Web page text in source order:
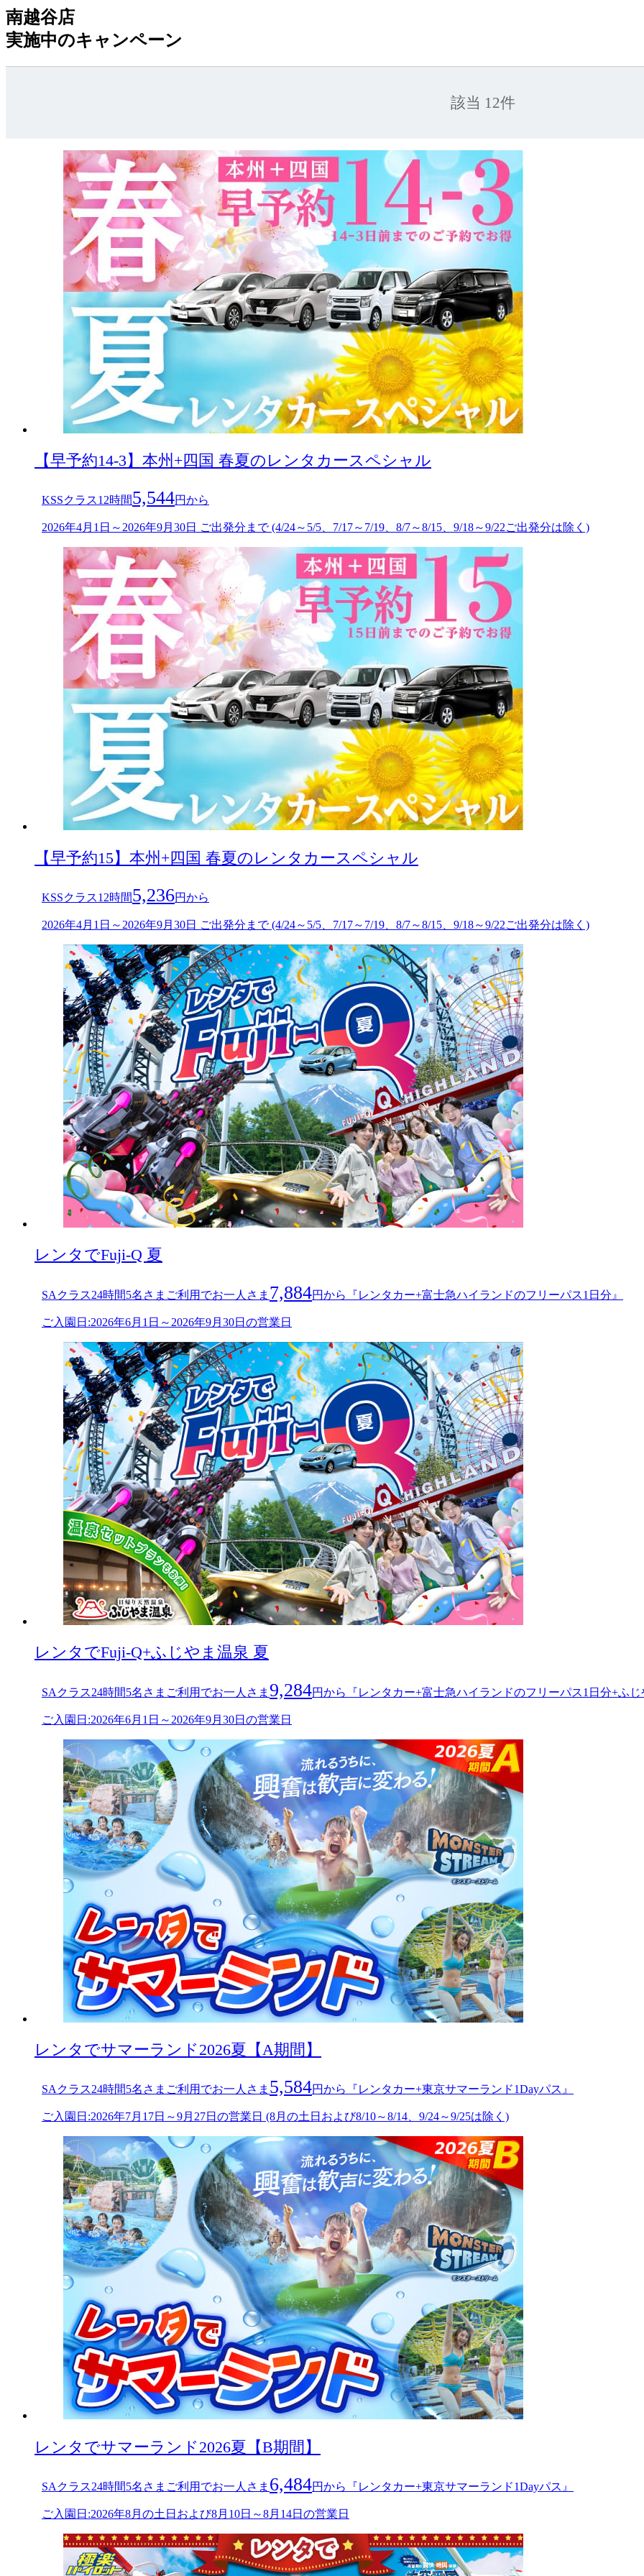
南越谷店
実施中のキャンペーン
該当 12件
【早予約14-3】本州+四国 春夏のレンタカースペシャル
KSSクラス12時間5,544円から
2026年4月1日～2026年9月30日 ご出発分まで (4/24～5/5、7/17～7/19、8/7～8/15、9/18～9/22ご出発分は除く)
【早予約15】本州+四国 春夏のレンタカースペシャル
KSSクラス12時間5,236円から
2026年4月1日～2026年9月30日 ご出発分まで (4/24～5/5、7/17～7/19、8/7～8/15、9/18～9/22ご出発分は除く)
レンタでFuji-Q 夏
SAクラス24時間5名さまご利用でお一人さま 7,884円から『レンタカー+富士急ハイランドのフリーパス1日分』
ご入園日:2026年6月1日～2026年9月30日の営業日
レンタでFuji-Q+ふじやま温泉 夏
SAクラス24時間5名さまご利用でお一人さま 9,284円から『レンタカー+富士急ハイランドのフリーパス1日分+ふじ
ご入園日:2026年6月1日～2026年9月30日の営業日
レンタでサマーランド2026夏【A期間】
SAクラス24時間5名さまご利用でお一人さま 5,584円から『レンタカー+東京サマーランド1Dayパス』
ご入園日:2026年7月17日～9月27日の営業日 (8月の土日および8/10～8/14、9/24～9/25は除く)
レンタでサマーランド2026夏【B期間】
SAクラス24時間5名さまご利用でお一人さま 6,484円から『レンタカー+東京サマーランド1Dayパス』
ご入園日:2026年8月の土日および8月10日～8月14日の営業日